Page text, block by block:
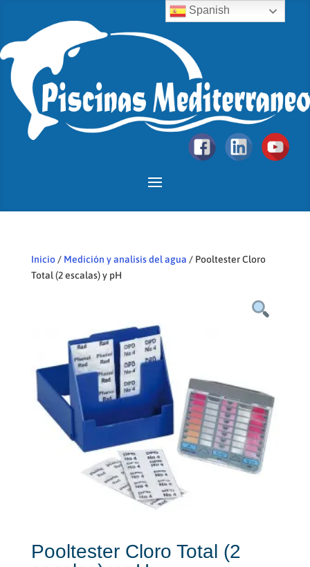
Inicio/ Medición y analisis del agua / Pooltester Cloro
Total (2 escalas) y pH
Pooltester Cloro Total (2
Spanish